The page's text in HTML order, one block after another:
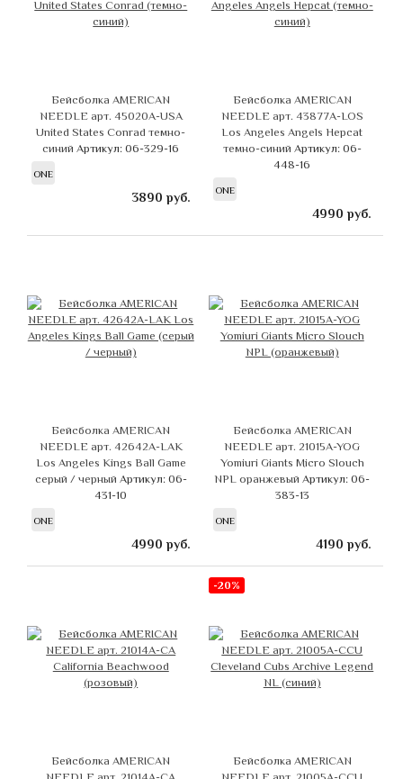
Бейсболка AMERICAN
NEEDLE арт. 45020A-USA
United States Conrad темно-
синийАртикул: 06-329-16
ONE
3890 руб.
Бейсболка AMERICAN
NEEDLE арт. 43877A-LOS
Los Angeles Angels Hepcat
темно-синий Артикул: 06-
448-16
ONE
4990 руб.
Бейсболка AMERICAN
NEEDLE арт. 42642A-LAK
Los Angeles Kings Ball Game
серый / черный Артикул: 06-
431-10
ONE
4990 руб.
Бейсболка AMERICAN
NEEDLE арт. 21015A-YOG
Yomiuri Giants Micro Slouch
NPL оранжевыйАртикул: 06-
383-13
ONE
4190 руб.
Бейсболка AMERICAN
-20%
Бейсболка AMERICAN